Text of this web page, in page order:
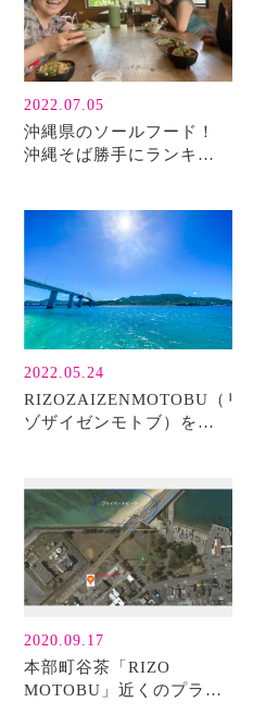
2022.07.05
沖縄県のソールフード！
沖縄そば勝手にランキン
2022.05.24
RIZOZAIZENMOTOBU（リ
ゾザイゼンモトブ）を満
2020.09.17
本部町谷茶「RIZO
MOTOBU」近くのプライ